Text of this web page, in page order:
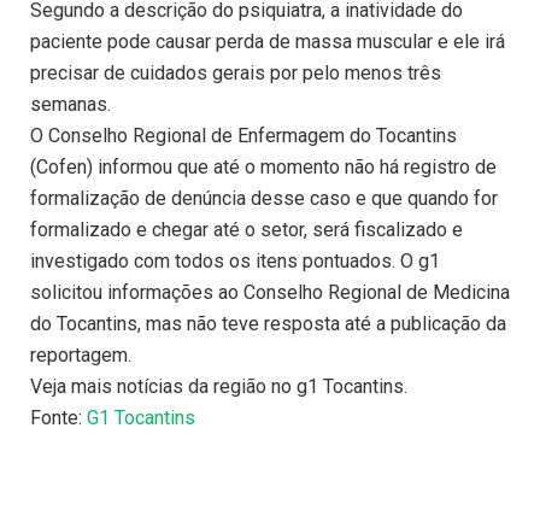
Segundo a descrição do psiquiatra, a inatividade do
paciente pode causar perda de massa muscular e ele irá
precisar de cuidados gerais por pelo menos três
semanas.
O Conselho Regional de Enfermagem do Tocantins
(Cofen) informou que até o momento não há registro de
formalização de denúncia desse caso e que quando for
formalizado e chegar até o setor, será fiscalizado e
investigado com todos os itens pontuados. O g1
solicitou informações ao Conselho Regional de Medicina
do Tocantins, mas não teve resposta até a publicação da
reportagem.
Veja mais notícias da região no g1 Tocantins.
Fonte: G1 Tocantins